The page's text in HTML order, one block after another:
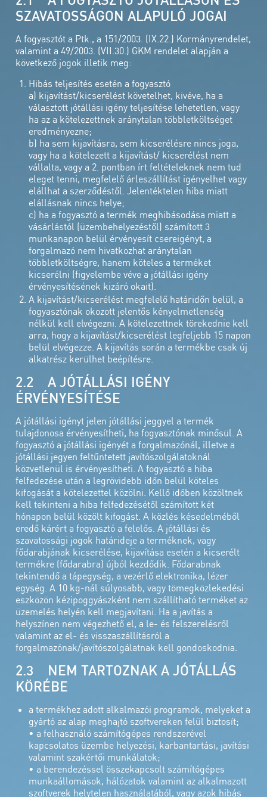
SZAVATOSSÁGON ALAPULÓ JOGAI
A fogyasztót a Ptk., a 151/2003. (IX.22.) Kormányrendelet,
valamint a 49/2003. (VII.30.) GKM rendelet alapján a
következő jogok illetik meg:
Hibás teljesítés esetén a fogyasztó
a) kijavítást/kicserélést követelhet, kivéve, ha a
választott jótállási igény teljesítése lehetetlen, vagy
ha az a kötelezettnek aránytalan többletköltséget
eredményezne;
b) ha sem kijavításra, sem kicserélésre nincs joga,
vagy ha a kötelezett a kijavítást/ kicserélést nem
vállalta, vagy a 2. pontban írt feltételeknek nem tud
eleget tenni, megfelelő árleszállítást igényelhet vagy
elállhat a szerződéstől. Jelentéktelen hiba miatt
elállásnak nincs helye;
c) ha a fogyasztó a termék meghibásodása miatt a
vásárlástól (üzembehelyezéstől) számított 3
munkanapon belül érvényesít csereigényt, a
forgalmazó nem hivatkozhat aránytalan
többletköltségre, hanem köteles a terméket
kicserélni (figyelembe véve a jótállási igény
érvényesítésének kizáró okait).
A kijavítást/kicserélést megfelelő határidőn belül, a
fogyasztónak okozott jelentős kényelmetlenség
nélkül kell elvégezni. A kötelezettnek törekednie kell
arra, hogy a kijavítást/kicserélést legfeljebb 15 napon
belül elvégezze. A kijavítás során a termékbe csak új
alkatrész kerülhet beépítésre.
2.2 A JÓTÁLLÁSI IGÉNY
ÉRVÉNYESÍTÉSE
A jótállási igényt jelen jótállási jeggyel a termék
tulajdonosa érvényesítheti, ha fogyasztónak minősül. A
fogyasztó a jótállási igényét a forgalmazónál, illetve a
jótállási jegyen feltűntetett javítószolgálatoknál
közvetlenül is érvényesítheti. A fogyasztó a hiba
felfedezése után a legrövidebb időn belül köteles
kifogását a kötelezettel közölni. Kellő időben közöltnek
kell tekinteni a hiba felfedezésétől számított két
hónapon belül közölt kifogást. A közlés késedelméből
eredő kárért a fogyasztó a felelős. A jótállási és
szavatossági jogok határideje a terméknek, vagy
fődarabjának kicserélése, kijavítása esetén a kicserélt
termékre (fődarabra) újból kezdődik. Fődarabnak
tekintendő a tápegység, a vezérlő elektronika, lézer
egység. A 10 kg-nál súlyosabb, vagy tömegközlekedési
eszközön kézipoggyászként nem szállítható terméket az
üzemelés helyén kell megjavítani. Ha a javítás a
helyszínen nem végezhető el, a le- és felszerelésről
valamint az el- és visszaszállításról a
forgalmazónak/javítószolgálatnak kell gondoskodnia.
2.3 NEM TARTOZNAK A JÓTÁLLÁS
KÖRÉBE
a termékhez adott alkalmazói programok, melyeket a
gyártó az alap meghajtó szoftvereken felül biztosít;
• a felhasználó számítógépes rendszerével
kapcsolatos üzembe helyezési, karbantartási, javítási
valamint szakértői munkálatok;
• a berendezéssel összekapcsolt számítógépes
munkaállomások, hálózatok valamint az alkalmazott
szoftverek helytelen használatából, vagy azok hibás